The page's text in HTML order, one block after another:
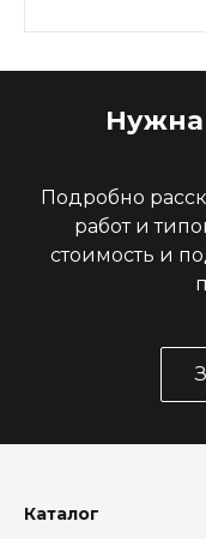
Нужна
Подробно
работ и
стоимость и
Каталог